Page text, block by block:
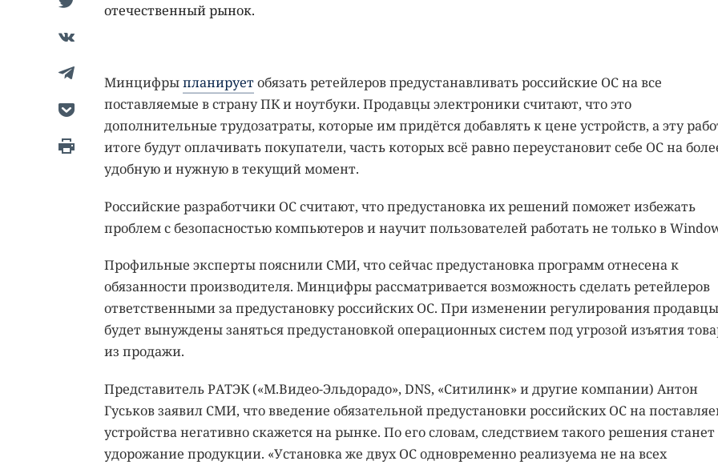
отечественный рынок.
Минцифрыпланируетобязать ретейлеров предустанавливать российские ОС на все
поставляемые в страну ПК и ноутбуки. Продавцы электроники считают, что это
дополнительные трудозатраты, которые им придётся добавлять к цене устройств, а эту
итоге будут оплачивать покупатели, часть которых всё равно переустановит себе ОС на
удобную и нужную в текущий момент.
Российские разработчики ОС считают, что предустановка их решений поможет избежать
проблем с безопасностью компьютеров и научит пользователей работать не только в
Профильные эксперты пояснили СМИ, что сейчас предустановка программ отнесена к
обязанности производителя. Минцифры рассматривается возможность сделать ретейлеров
ответственными за предустановку российских ОС. При изменении регулирования продавцы
будет вынуждены заняться предустановкой операционных систем под угрозой изъятия
из продажи.
Представитель РАТЭК («М.Видео-Эльдорадо», DNS, «Ситилинк» и другие компании) Антон
Гуськов заявил СМИ, что введение обязательной предустановки российских ОС на
устройства негативно скажется на рынке. По его словам, следствием такого решения станет
удорожание продукции. «Установка же двух ОС одновременно реализуема не на всех